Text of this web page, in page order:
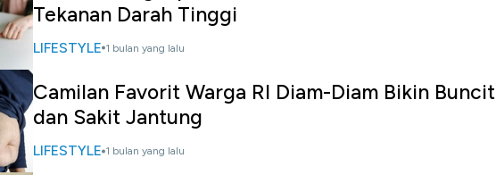
Tekanan Darah Tinggi
LIFESTYLE 1 bulan yang lalu
Camilan Favorit Warga RI Diam-Diam Bikin Buncit
dan Sakit Jantung
LIFESTYLE 1 bulan yang lalu